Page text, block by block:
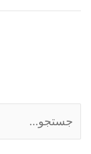
تولباکس
WLAN
س